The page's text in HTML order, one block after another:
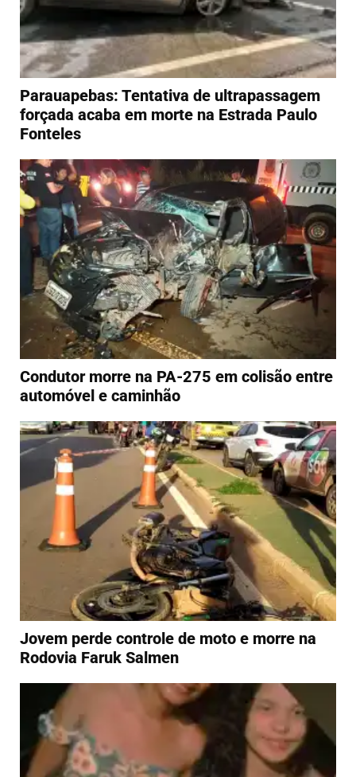
Parauapebas: Tentativa de ultrapassagem
forçada acaba em morte na Estrada Paulo
Fonteles
Condutor morre na PA-275 em colisão entre
automóvel e caminhão
Jovem perde controle de moto e morre na
Rodovia Faruk Salmen